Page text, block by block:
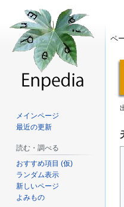
ペ
メインページ
最近の更新
読む・調べる
おすすめ項目 (仮)
ランダム表示
新しいページ
よみもの